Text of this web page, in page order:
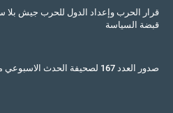
قرار الحرب وإعداد الدول للحرب جيش بلا
قبضة السياسة
صدور العدد 167 لصحيفة الحدث الاسبوعي من لندن